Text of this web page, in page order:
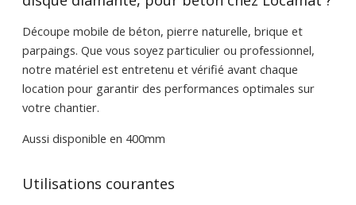
Découpe mobile de béton, pierre naturelle, brique et
parpaings. Que vous soyez particulier ou professionnel,
notre matériel est entretenu et vérifié avant chaque
location pour garantir des performances optimales sur
votre chantier.
Aussi disponible en 400mm
Utilisations courantes